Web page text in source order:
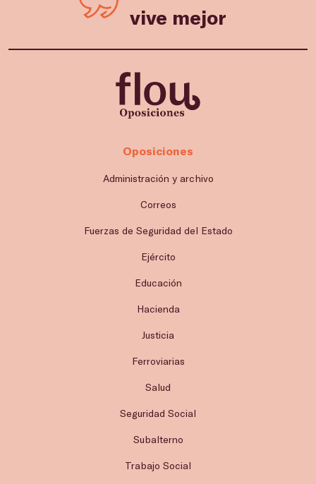
vive mejor
Oposiciones
Administración y archivo
Correos
Fuerzas de Seguridad del Estado
Ejército
Educación
Hacienda
Justicia
Ferroviarias
Salud
Seguridad Social
Subalterno
Trabajo Social